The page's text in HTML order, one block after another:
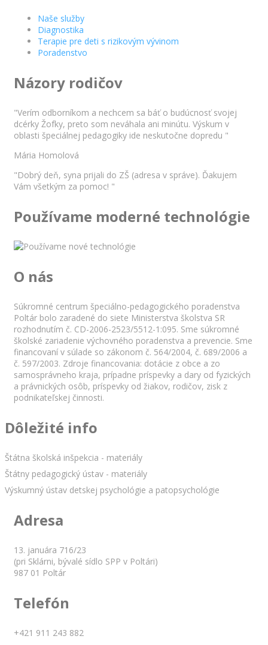
Naše služby
Diagnostika
Terapie pre deti s rizikovým vývinom
Poradenstvo
Názory rodičov
"Verím odborníkom a nechcem sa báť o budúcnosť svojej
dcérky Žofky, preto som neváhala ani minútu. Výskum v
oblasti špeciálnej pedagogiky ide neskutočne dopredu "
Mária Homolová
"Dobrý deň, syna prijali do ZŠ (adresa v správe). Ďakujem
Vám všetkým za pomoc! "
Používame moderné technológie
O nás
Súkromné centrum špeciálno-pedagogického poradenstva
Poltár bolo zaradené do siete Ministerstva školstva SR
rozhodnutím č. CD-2006-2523/5512-1:095. Sme súkromné
školské zariadenie výchovného poradenstva a prevencie. Sme
financovaní v súlade so zákonom č. 564/2004, č. 689/2006 a
č. 597/2003. Zdroje financovania: dotácie z obce a zo
samosprávneho kraja, prípadne príspevky a dary od fyzických
a právnických osôb, príspevky od žiakov, rodičov, zisk z
podnikateľskej činnosti.
Dôležité info
Štátna školská inšpekcia - materiály
Štátny pedagogický ústav - materiály
Výskumný ústav detskej psychológie a patopsychológie
Adresa
13. januára 716/23
(pri Sklárni, bývalé sídlo SPP v Poltári)
987 01 Poltár
Telefón
+421 911 243 882